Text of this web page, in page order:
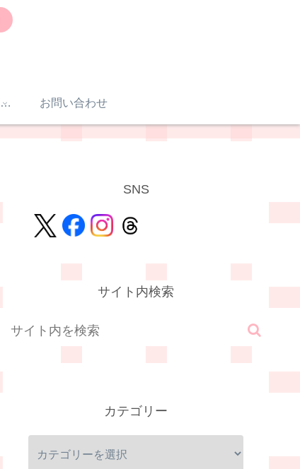
感音性難聴入院日記（体験談） お問い合わせ
SNS
サイト内検索
カテゴリー